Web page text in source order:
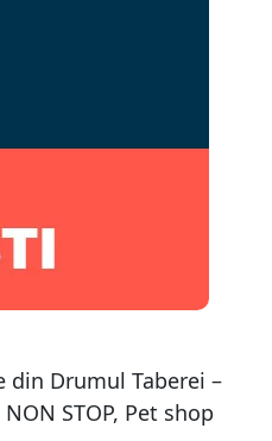
din Drumul Taberei –
STOP, Pet shop